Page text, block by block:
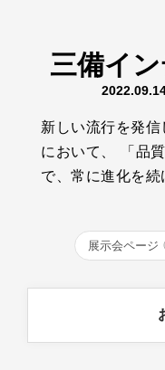
三備イ
新しい流行を発
において、 「品
で、常に進化を
BLUEの中で輝い
展示会ページ